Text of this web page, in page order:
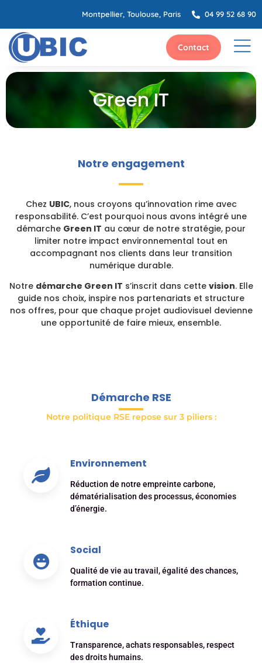
Montpellier, Toulouse, Paris 04 99 52 68 90
Contact
Green IT
Notre engagement
Chez UBIC, nous croyons qu’innovation rime avec
responsabilité. C’est pourquoi nous avons intégré une
démarche Green IT au cœur de notre stratégie, pour
limiter notre impact environnemental tout en
accompagnant nos clients dans leur transition
numérique durable.
Notre démarche Green IT s’inscrit dans cette vision. Elle
guide nos choix, inspire nos partenariats et structure
nos offres, pour que chaque projet audiovisuel devienne
une opportunité de faire mieux, ensemble.
Démarche RSE
Notre politique RSE repose sur 3 piliers :
Environnement
Réduction de notre empreinte carbone,
dématérialisation des processus, économies
d’énergie.
Social
Qualité de vie au travail, égalité des chances,
formation continue.
Éthique
Transparence, achats responsables, respect
des droits humains.